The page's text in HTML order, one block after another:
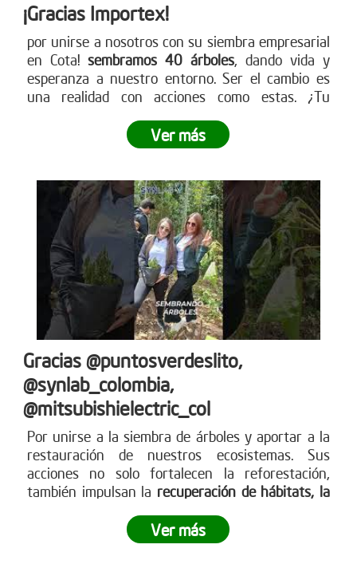
¡Gracias Importex!
por unirse a nosotros con su siembra empresarial
en Cota! sembramos 40 árboles, dando vida y
esperanza a nuestro entorno. Ser el cambio es
una realidad con acciones como estas. ¿Tu
movimiento verde? Descubre cómo en nuestra
página web. ¡Conéctate ahora!
Ver más
Gracias @puntosverdeslito,
@synlab_colombia,
@mitsubishielectric_col
Por unirse a la siembra de árboles y aportar a la
restauración de nuestros ecosistemas. Sus
acciones no solo fortalecen la reforestación,
también impulsan la recuperación de hábitats, la
sostenible para todos. Empresas como ustedes
marcan la diferencia y nos inspiran a seguir
Ver más